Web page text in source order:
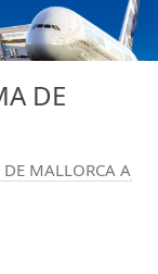
DE
MALLORCA A